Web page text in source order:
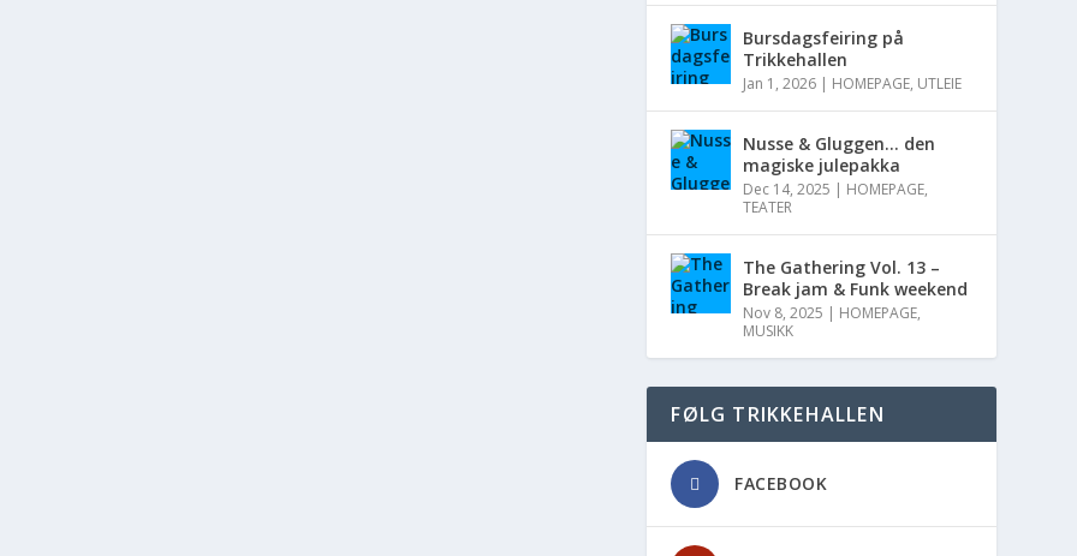
Bursdagsfeiring på
Trikkehallen
Jan 1, 2026 | HOMEPAGE, UTLEIE
Nusse & Gluggen… den
magiske julepakka
Dec 14, 2025 | HOMEPAGE,
TEATER
The Gathering Vol. 13 –
Break jam & Funk weekend
Nov 8, 2025 | HOMEPAGE,
MUSIKK
FØLG TRIKKEHALLEN
FACEBOOK